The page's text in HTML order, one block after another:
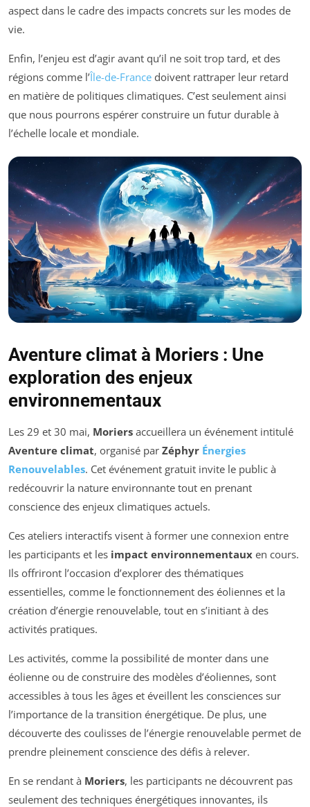
aspect dans le cadre des impacts concrets sur les modes de
vie.
Enfin, l’enjeu est d’agir avant qu’il ne soit trop tard, et des
régions comme l’Île-de-France doivent rattraper leur retard
en matière de politiques climatiques. C’est seulement ainsi
que nous pourrons espérer construire un futur durable à
l’échelle locale et mondiale.
Aventure climat à Moriers : Une
exploration des enjeux
environnementaux
Les 29 et 30 mai, Moriers accueillera un événement intitulé
Aventure climat, organisé par Zéphyr Énergies
Renouvelables. Cet événement gratuit invite le public à
redécouvrir la nature environnante tout en prenant
conscience des enjeux climatiques actuels.
Ces ateliers interactifs visent à former une connexion entre
les participants et les impact environnementaux en cours.
Ils offriront l’occasion d’explorer des thématiques
essentielles, comme le fonctionnement des éoliennes et la
création d’énergie renouvelable, tout en s’initiant à des
activités pratiques.
Les activités, comme la possibilité de monter dans une
éolienne ou de construire des modèles d’éoliennes, sont
accessibles à tous les âges et éveillent les consciences sur
l’importance de la transition énergétique. De plus, une
découverte des coulisses de l’énergie renouvelable permet de
prendre pleinement conscience des défis à relever.
En se rendant à Moriers, les participants ne découvrent pas
seulement des techniques énergétiques innovantes, ils